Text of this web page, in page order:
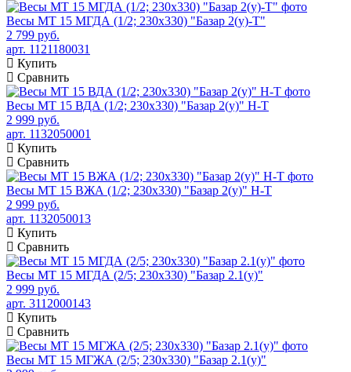
Весы МТ 15 МГДА (1/2; 230х330) "Базар 2(у)-Т"
2 799 руб.
арт. 1121180031
Купить
Сравнить
Весы МТ 15 ВДА (1/2; 230х330) "Базар 2(у)" Н-Т
2 999 руб.
арт. 1132050001
Купить
Сравнить
Весы МТ 15 ВЖА (1/2; 230х330) "Базар 2(у)" Н-Т
2 999 руб.
арт. 1132050013
Купить
Сравнить
Весы МТ 15 МГДА (2/5; 230х330) "Базар 2.1(у)"
2 999 руб.
арт. 3112000143
Купить
Сравнить
Весы МТ 15 МГЖА (2/5; 230х330) "Базар 2.1(у)"